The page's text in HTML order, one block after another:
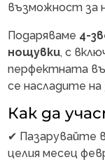
възможност за
Подаряваме 4-
нощувки, с
перфектната
се насладите на
Как да
✔ Пазарувайте
целия месец